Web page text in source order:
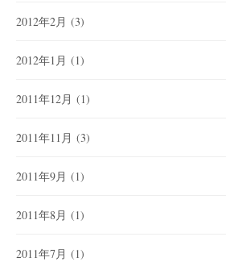
2012年2月 (3)
2012年1月 (1)
2011年12月 (1)
2011年11月 (3)
2011年9月 (1)
2011年8月 (1)
2011年7月 (1)